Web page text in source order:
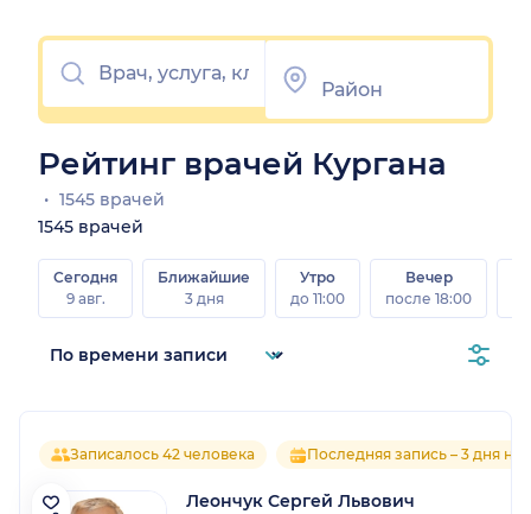
Рейтинг врачей Кургана
1545 врачей
1545 врачей
Сегодня
9 авг.
Ближайшие
3 дня
Утро
до 11:00
Вечер
после 18:00
Записалось 42 человека Последняя запись – 3 дня
Леончук Сергей Львович